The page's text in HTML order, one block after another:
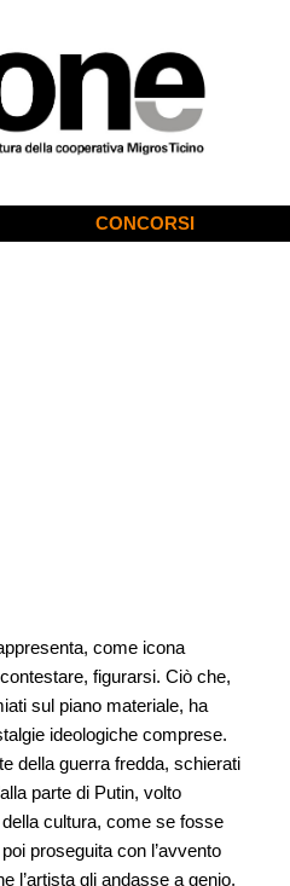
CONCORSI
come icona
figurarsi. Ciò che,
sul piano materiale, ha
ideologiche comprese.
della guerra fredda, schierati
parte di Putin, volto
cultura, come se fosse
proseguita con l’avvento
l’artista gli andasse a genio.